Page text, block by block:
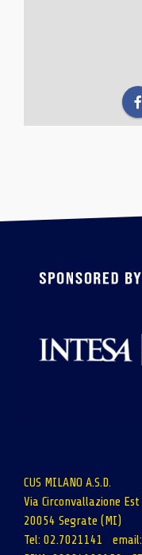
CUS MILANO A.S.D.
Via Circonvallazione
20054 Segrate (MI)
Tel: 02.7021141 email: